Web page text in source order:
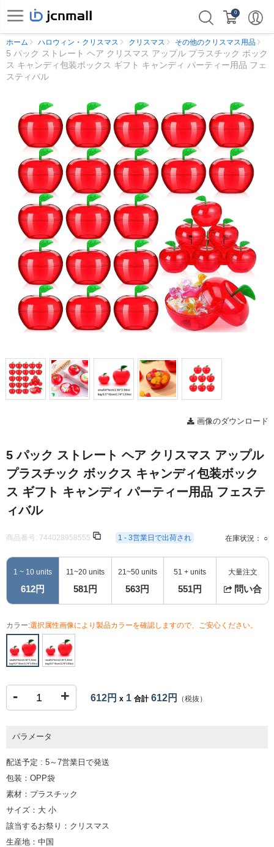
0
ホーム ハロウィン・クリスマス クリスマス その他のクリスマス用品
5 パック ストレート ヘア クリスマス アップル プラスチック ボック
ス キャンディ包装ボックス ギフト キャンディ パーティー用品 フェ
スティバル
画像のダウンロード
5 パック ストレート ヘア クリスマス アップル
プラスチック ボックス キャンディ包装ボック
ス ギフト キャンディ パーティー用品 フェステ
ィバル
商品番号: 744028958555 1 - 3営業日で出荷され 在庫状況： ○
1 ~ 10 units
612円
11~20 units
581円
21~50 units
563円
51 + units
551円
大量注文
問い合
カラー:選択属性画像により製品カラーを確認しますので、ご安心ください。
- + 612円 x 1 合計612円 （税抜）
パラメータ
配送予定 : 5～7営業日で発送
包装：OPP袋
素材：プラスチック
サイズ：大 小
該当するお祭り：クリスマス
生産地：中国